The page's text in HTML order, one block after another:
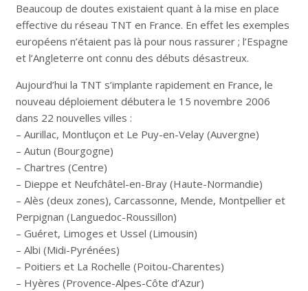
Beaucoup de doutes existaient quant à la mise en place
effective du réseau TNT en France. En effet les exemples
européens n’étaient pas là pour nous rassurer ; l’Espagne
et l’Angleterre ont connu des débuts désastreux.
Aujourd’hui la TNT s’implante rapidement en France, le
nouveau déploiement débutera le 15 novembre 2006
dans 22 nouvelles villes :
– Aurillac, Montluçon et Le Puy-en-Velay (Auvergne)
– Autun (Bourgogne)
– Chartres (Centre)
– Dieppe et Neufchâtel-en-Bray (Haute-Normandie)
– Alès (deux zones), Carcassonne, Mende, Montpellier et
Perpignan (Languedoc-Roussillon)
– Guéret, Limoges et Ussel (Limousin)
– Albi (Midi-Pyrénées)
– Poitiers et La Rochelle (Poitou-Charentes)
– Hyères (Provence-Alpes-Côte d’Azur)